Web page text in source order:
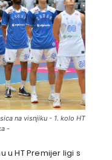
na visnjiku - 1. kolo HT
-
u HT Premijer ligi s